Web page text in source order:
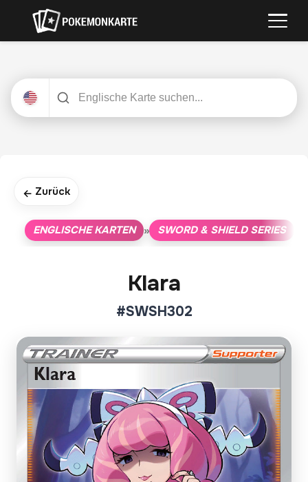
← Zurück
ENGLISCHE KARTEN » SWORD & SHIELD SERIES
Klara
#SWSH302